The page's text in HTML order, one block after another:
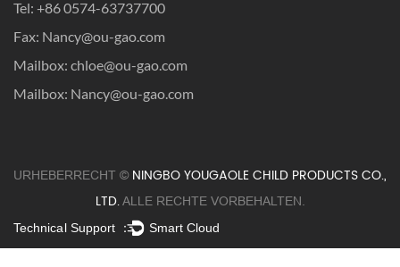
· So werden Sie alte Autositze los: Recyceln, spenden oder
· Was ist die Gewichtsbeschränkung für einen Kindersitz?
· So entfernen Sie Milch aus dem Autositz – entfernen Sie
Gerüche und Flecken schnell
Tel: +86 0574-63737700
Fax: Nancy@ou-gao.com
Mailbox: chloe@ou-gao.com
Mailbox: Nancy@ou-gao.com
URHEBERRECHT © NINGBO YOUGAOLE CHILD PRODUCTS CO.,
LTD. ALLE RECHTE VORBEHALTEN.
Technical Support ： Smart Cloud